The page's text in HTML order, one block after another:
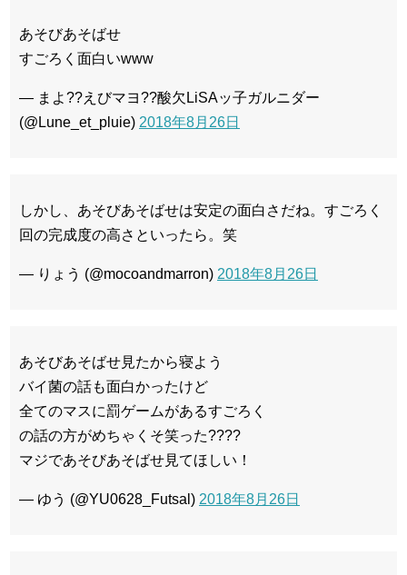
あそびあそばせ
すごろく面白いwww
— まよ??えびマヨ??酸欠LiSAッ子ガルニダー
(@Lune_et_pluie) 2018年8月26日
しかし、あそびあそばせは安定の面白さだね。すごろく
回の完成度の高さといったら。笑
— りょう (@mocoandmarron) 2018年8月26日
あそびあそばせ見たから寝よう
バイ菌の話も面白かったけど
全てのマスに罰ゲームがあるすごろく
の話の方がめちゃくそ笑った????
マジであそびあそばせ見てほしい！
— ゆう (@YU0628_Futsal) 2018年8月26日